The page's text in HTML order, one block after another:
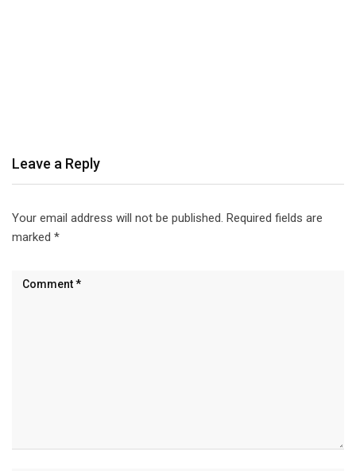
Leave a Reply
Your email address will not be published. Required fields are
marked *